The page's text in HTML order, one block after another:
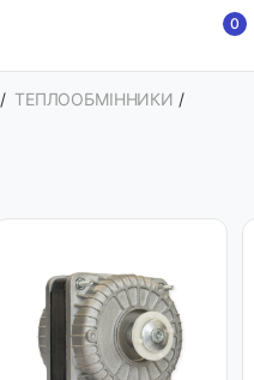
0
/ТЕПЛООБМІННИКИ /